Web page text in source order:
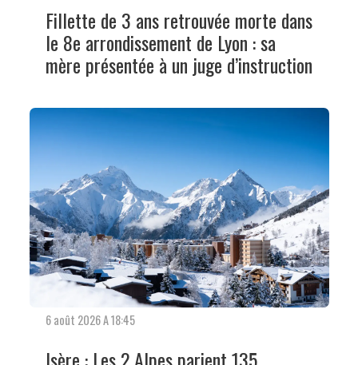
Fillette de 3 ans retrouvée morte dans
le 8e arrondissement de Lyon : sa
mère présentée à un juge d’instruction
6 août 2026 A 18:45
Isère : Les 2 Alpes parient 135